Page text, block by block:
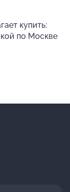
купить:
по Москве